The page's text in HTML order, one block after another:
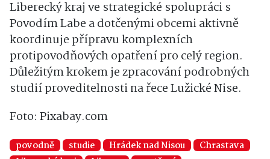
Liberecký kraj ve strategické spolupráci s
Povodím Labe a dotčenými obcemi aktivně
koordinuje přípravu komplexních
protipovodňových opatření pro celý region.
Důležitým krokem je zpracování podrobných
studií proveditelnosti na řece Lužické Nise.
Foto: Pixabay.com
povodně studie Hrádek nad Nisou
Chrastava